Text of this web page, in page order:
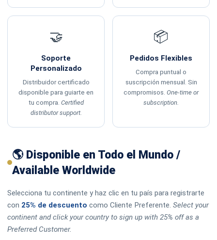
🤝
Soporte
Personalizado
Distribuidor certificado
disponible para guiarte en
tu compra. Certified
distributor support.
📦
Pedidos Flexibles
Compra puntual o
suscripción mensual. Sin
compromisos. One-time or
subscription.
🌎 Disponible en Todo el Mundo /
Available Worldwide
Selecciona tu continente y haz clic en tu país para registrarte
con 25% de descuento como Cliente Preferente. Select your
continent and click your country to sign up with 25% off as a
Preferred Customer.